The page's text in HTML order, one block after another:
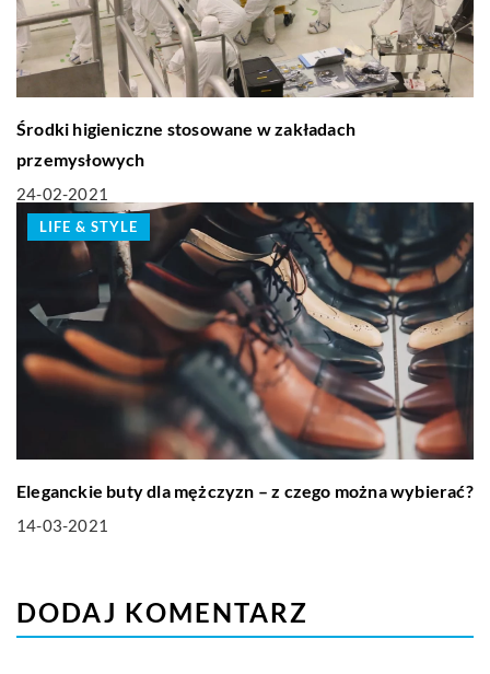
Środki higieniczne stosowane w zakładach
przemysłowych
24-02-2021
LIFE & STYLE
Eleganckie buty dla mężczyzn – z czego można wybierać?
14-03-2021
DODAJ KOMENTARZ